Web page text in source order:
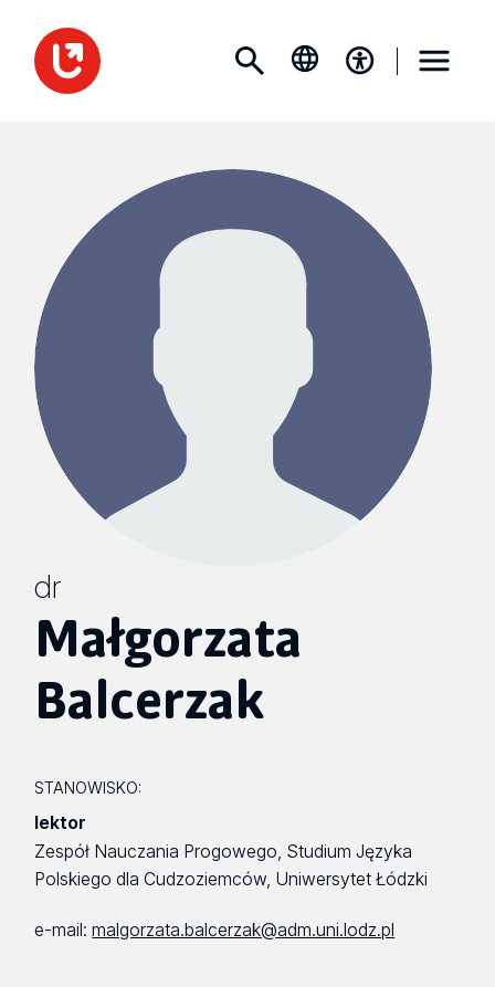
dr
Małgorzata
Balcerzak
STANOWISKO:
lektor
Zespół Nauczania Progowego, Studium Języka
Polskiego dla Cudzoziemców, Uniwersytet Łódzki
e-mail:malgorzata.balcerzak@adm.uni.lodz.pl